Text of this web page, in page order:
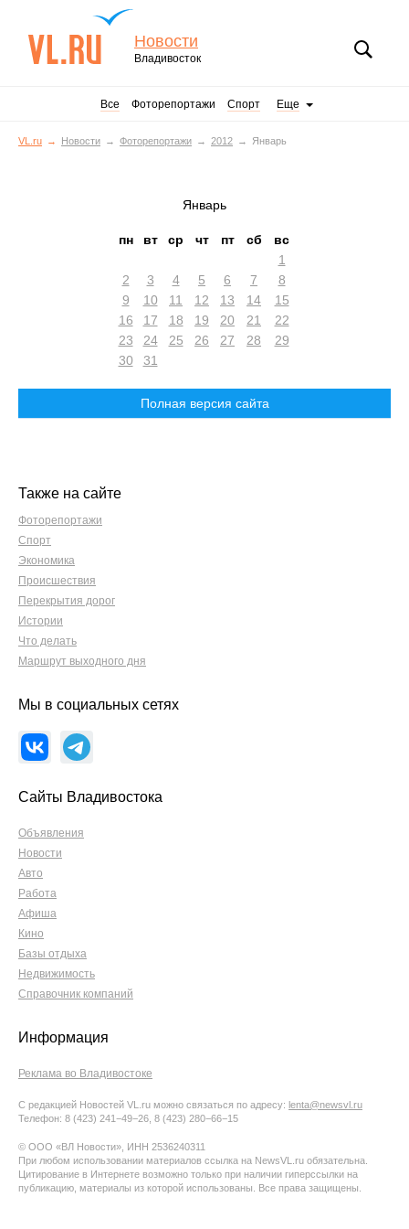
Новости
Владивосток
Все Фоторепортажи Спорт Еще
VL.ru Новости Фоторепортажи 2012 Январь
Январь
пн вт ср чт пт сб
вс
1
2
3 4 5 6 7
8
9
10 11 12 13 14
15
16
17 18 19 20 21
22
23
24 25 26 27 28
29
30
31
Полная версия сайта
Также на сайте
Фоторепортажи
Спорт
Экономика
Происшествия
Перекрытия дорог
Истории
Что делать
Маршрут выходного дня
Мы в социальных сетях
Сайты Владивостока
Объявления
Новости
Авто
Работа
Афиша
Кино
Базы отдыха
Недвижимость
Справочник компаний
Информация
Реклама во Владивостоке
С редакцией Новостей VL.ru можно связаться по адресу: lenta@newsvl.ru
Телефон: 8 (423) 241−49−26, 8 (423) 280−66−15
© ООО «ВЛ Новости», ИНН 2536240311
При любом использовании материалов ссылка на NewsVL.ru обязательна.
Цитирование в Интернете возможно только при наличии гиперссылки на
публикацию, материалы из которой использованы. Все права защищены.